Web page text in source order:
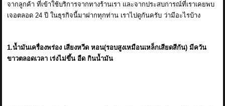
จากลูกค้า ที่เข้าใช้บริการจากทางร้านเรา และจากประสบการณ์ที่เราเคยพบ
เจอตลอด 24 ปี ในธุรกิจนี้มาฝากทุกท่าน เราไปดูกันครับ ว่ามีอะไรบ้าง
1.น้ำมันเครื่องพร่อง เสียงหวีด หอน(รอบสูงเหมือนเหล็กเสียดสีกัน) มีควัน
ขาวตลอดเวลา เร่งไม่ขึ้น อืด กินน้ำมัน